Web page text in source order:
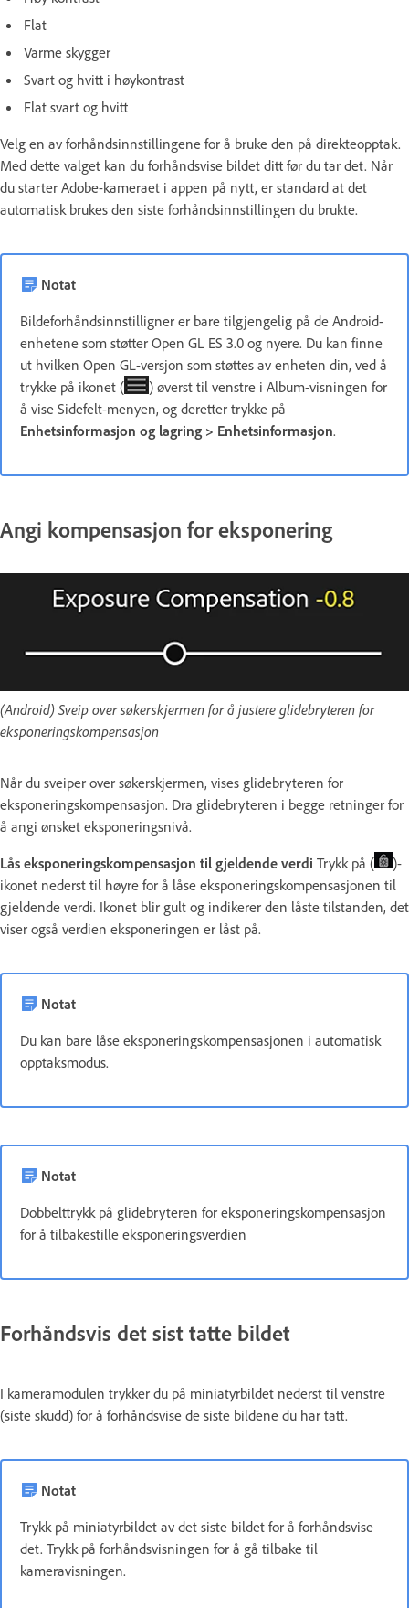
Flat
Varme skygger
Svart og hvitt i høykontrast
Flat svart og hvitt
Velg en av forhåndsinnstillingene for å bruke den på direkteopptak.
Med dette valget kan du forhåndsvise bildet ditt før du tar det. Når
du starter Adobe-kameraet i appen på nytt, er standard at det
automatisk brukes den siste forhåndsinnstillingen du brukte.
Notat
Bildeforhåndsinnstilligner er bare tilgjengelig på de Android-
enhetene som støtter Open GL ES 3.0 og nyere. Du kan finne
ut hvilken Open GL-versjon som støttes av enheten din, ved å
trykke på ikonet (
) øverst til venstre i Album-visningen for
å vise Sidefelt-menyen, og deretter trykke på
Enhetsinformasjon og lagring > Enhetsinformasjon.
Angi kompensasjon for eksponering
(Android) Sveip over søkerskjermen for å justere glidebryteren for
eksponeringskompensasjon
Når du sveiper over søkerskjermen, vises glidebryteren for
eksponeringskompensasjon. Dra glidebryteren i begge retninger for
å angi ønsket eksponeringsnivå.
Lås eksponeringskompensasjon til gjeldende verdi Trykk på (
)-
ikonet nederst til høyre for å låse eksponeringskompensasjonen til
gjeldende verdi. Ikonet blir gult og indikerer den låste tilstanden, det
viser også verdien eksponeringen er låst på.
Notat
Du kan bare låse eksponeringskompensasjonen i automatisk
opptaksmodus.
Notat
Dobbelttrykk på glidebryteren for eksponeringskompensasjon
for å tilbakestille eksponeringsverdien
Forhåndsvis det sist tatte bildet
I kameramodulen trykker du på miniatyrbildet nederst til venstre
(siste skudd) for å forhåndsvise de siste bildene du har tatt.
Notat
Trykk på miniatyrbildet av det siste bildet for å forhåndsvise
det. Trykk på forhåndsvisningen for å gå tilbake til
kameravisningen.